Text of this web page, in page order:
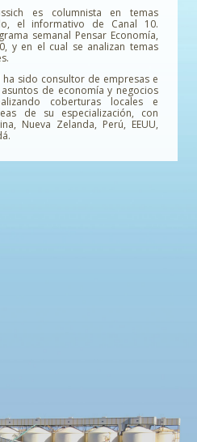
es columnista en temas
el informativo de Canal 10.
semanal Pensar Economía,
y en el cual se analizan temas
sido consultor de empresas e
de economía y negocios
coberturas locales e
de su especialización, con
Nueva Zelanda, Perú, EEUU,